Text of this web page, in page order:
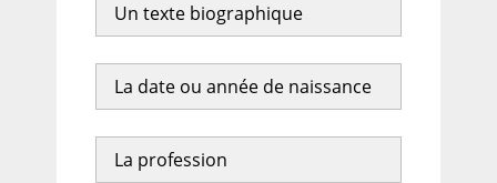
Un texte biographique
La date ou année de naissance
La profession